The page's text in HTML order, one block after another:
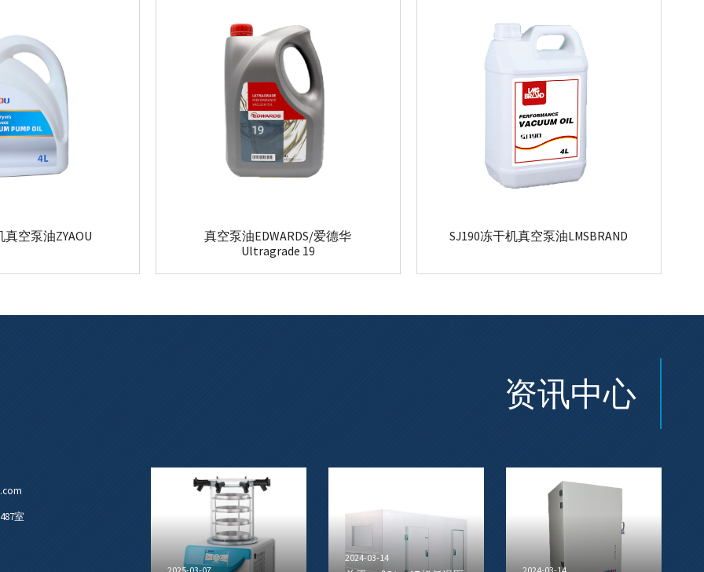
空泵油ZYAOU
真空泵油EDWARDS/爱德华
Ultragrade 19
SJ190冻干机真空泵油LMSBRAND
资讯中心
2024-03-14
室